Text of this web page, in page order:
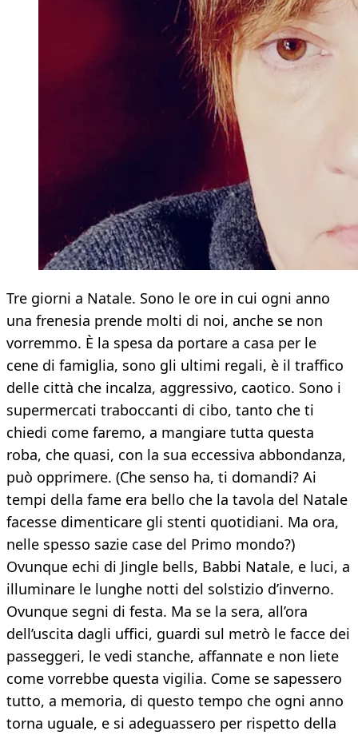
Tre giorni a Natale. Sono le ore in cui ogni anno
una frenesia prende molti di noi, anche se non
vorremmo. È la spesa da portare a casa per le
cene di famiglia, sono gli ultimi regali, è il traffico
delle città che incalza, aggressivo, caotico. Sono i
supermercati traboccanti di cibo, tanto che ti
chiedi come faremo, a mangiare tutta questa
roba, che quasi, con la sua eccessiva abbondanza,
può opprimere. (Che senso ha, ti domandi? Ai
tempi della fame era bello che la tavola del Natale
facesse dimenticare gli stenti quotidiani. Ma ora,
nelle spesso sazie case del Primo mondo?)
Ovunque echi di Jingle bells, Babbi Natale, e luci, a
illuminare le lunghe notti del solstizio d’inverno.
Ovunque segni di festa. Ma se la sera, all’ora
dell’uscita dagli uffici, guardi sul metrò le facce dei
passeggeri, le vedi stanche, affannate e non liete
come vorrebbe questa vigilia. Come se sapessero
tutto, a memoria, di questo tempo che ogni anno
torna uguale, e si adeguassero per rispetto della